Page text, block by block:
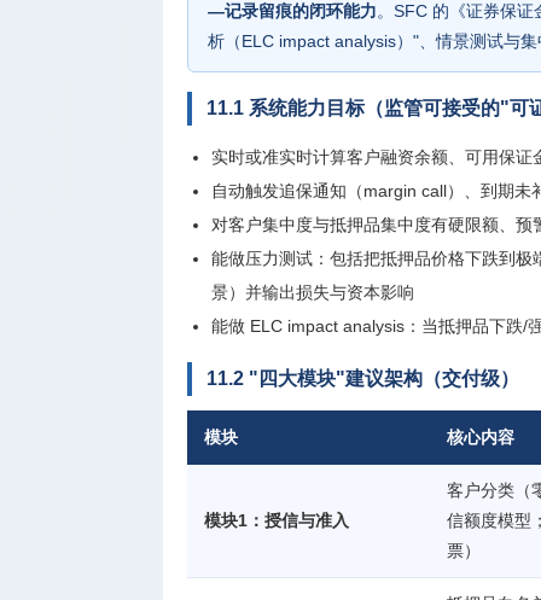
—记录留痕的闭环能力。SFC 的《证券保
析（ELC impact analysis）"、情景测试与
11.1 系统能力目标（监管可接受的"可
实时或准实时计算客户融资余额、可用保
自动触发追保通知（margin call）、到期
对客户集中度与抵押品集中度有硬限额、预
能做压力测试：包括把抵押品价格下跌到
景）并输出损失与资本影响
能做 ELC impact analysis：当抵押品下跌/
11.2 "四大模块"建议架构（交付级）
模块 核心内容
模块1：授信与准入
客户分类（
信额度模型
票）